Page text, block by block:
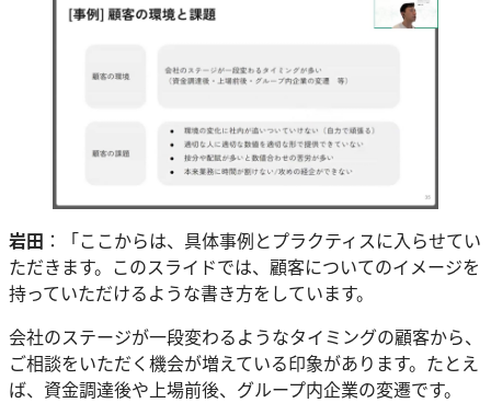
岩田 ：「ここからは、具体事例とプラクティスに入らせてい
ただきます。このスライドでは、顧客についてのイメージを
持っていただけるような書き方をしています。
会社のステージが一段変わるようなタイミングの顧客から、
ご相談をいただく機会が増えている印象があります。たとえ
ば、資金調達後や上場前後、グループ内企業の変遷です。